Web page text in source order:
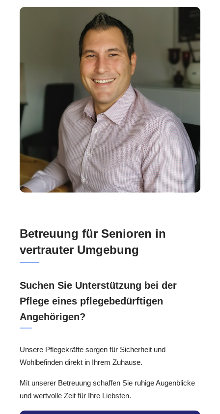
Betreuung für Senioren in
vertrauter Umgebung
Suchen Sie Unterstützung bei der
Pflege eines pflegebedürftigen
Angehörigen?
Unsere Pflegekräfte sorgen für Sicherheit und
Wohlbefinden direkt in Ihrem Zuhause.
Mit unserer Betreuung schaffen Sie ruhige Augenblicke
und wertvolle Zeit für Ihre Liebsten.